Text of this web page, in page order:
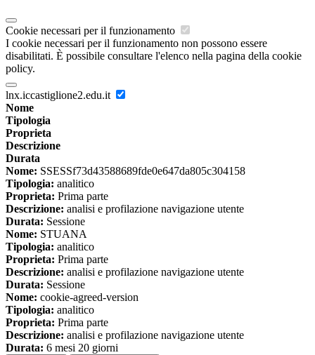
Cookie necessari per il funzionamento
I cookie necessari per il funzionamento non possono essere
disabilitati. È possibile consultare l'elenco nella pagina della cookie
policy.
lnx.iccastiglione2.edu.it
Nome
Tipologia
Proprieta
Descrizione
Durata
Nome: SSESSf73d43588689fde0e647da805c304158
Tipologia: analitico
Proprieta: Prima parte
Descrizione: analisi e profilazione navigazione utente
Durata: Sessione
Nome: STUANA
Tipologia: analitico
Proprieta: Prima parte
Descrizione: analisi e profilazione navigazione utente
Durata: Sessione
Nome: cookie-agreed-version
Tipologia: analitico
Proprieta: Prima parte
Descrizione: analisi e profilazione navigazione utente
Durata: 6 mesi 20 giorni